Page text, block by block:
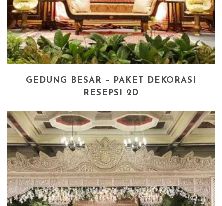
GEDUNG BESAR – PAKET DEKORASI
RESEPSI 2D